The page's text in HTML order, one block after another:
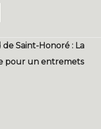
de Saint-Honoré : La
pour un entremets